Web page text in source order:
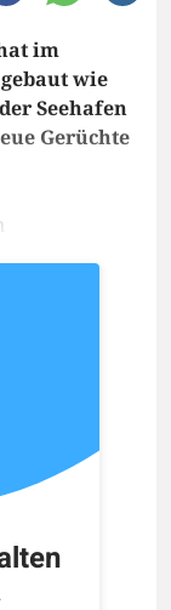
im
wie
Seehafen
Gerüchte